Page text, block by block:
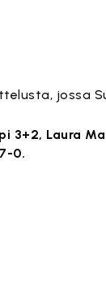
jossa
Laura
0.